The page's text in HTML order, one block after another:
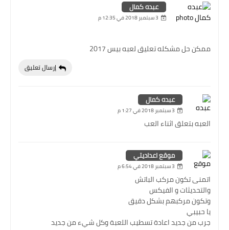
عبده كمال
3 سبتمبر 2018 في 12:35 م
ممكن حل مشكله تعليق لعبه بيس 2017
إرسال تعليق
عبده كمال
3 سبتمبر 2018 في 1:27 م
العبه بتعلق اثناء العب
موقع اعداديتي
3 سبتمبر 2018 في 6:54 م
اتمنى تكون مركب الباتش
والتحديثات و الفيكس
وتكون مركبهم بشكل دقيق
يا حبيبي
جرب من جديد اعادة تسطيب اللعبة وكل شيء من جديد